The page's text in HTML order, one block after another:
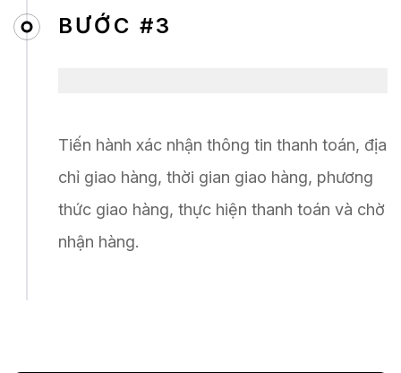
BƯỚC #3
Tiến hành xác nhận thông tin thanh toán, địa
chỉ giao hàng, thời gian giao hàng, phương
thức giao hàng, thực hiện thanh toán và chờ
nhận hàng.